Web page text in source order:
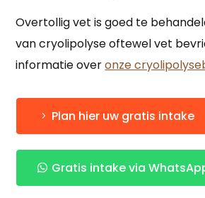
Overtollig vet is goed te
van cryolipolyse oftewel vet
informatie overonze
Plan hier uw gratis intake
Gratis intake via